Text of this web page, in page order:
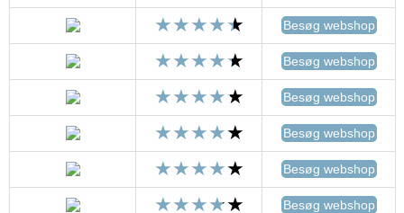
Besøg webshop
Besøg webshop
Besøg webshop
Besøg webshop
Besøg webshop
Besøg webshop